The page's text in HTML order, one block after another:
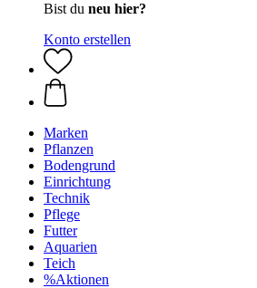
Bist du neu hier?
Konto erstellen
Marken
Pflanzen
Bodengrund
Einrichtung
Technik
Pflege
Futter
Aquarien
Teich
%Aktionen